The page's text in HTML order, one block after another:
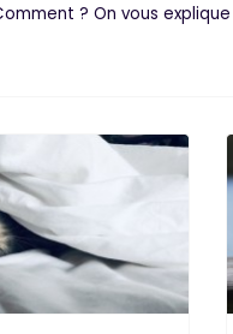
? On vous explique